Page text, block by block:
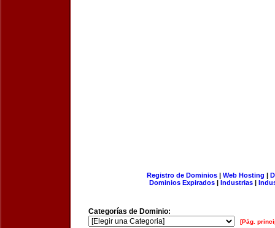
Registro de Dominios| Web Hosting |
Dominios Expirados | Industrias |
Categorías de Dominio:
[Pág.